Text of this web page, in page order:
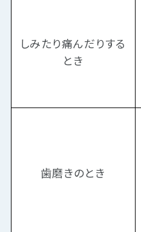
しみたり痛んだりする
とき
歯磨きのとき